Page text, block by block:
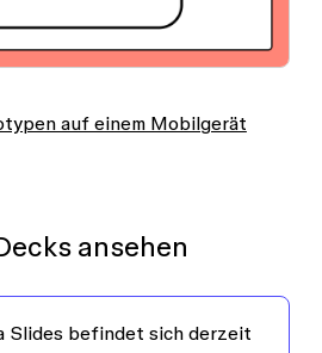
auf einem Mobilgerät
ansehen
Slides befindet sich derzeit